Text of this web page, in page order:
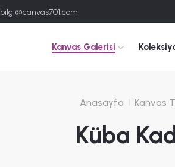
bilgi@canvas701.com
Kanvas Galerisi
Anasayfa Kanvas
Küba